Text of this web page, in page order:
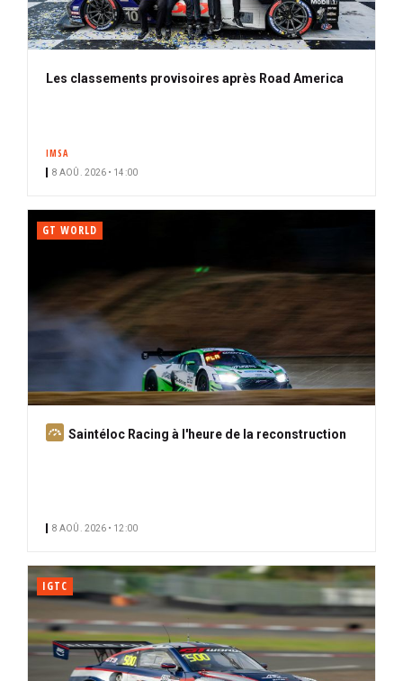
Les classements provisoires après Road America
IMSA
8 AOÛ. 2026 • 14:00
GT WORLD
A
Saintéloc Racing à l'heure de la reconstruction
8 AOÛ. 2026 • 12:00
IGTC